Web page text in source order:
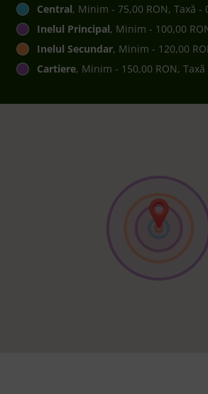
Central, Minim - 75,00 RON, Taxă -
Inelul Principal, Minim - 100,00
Inelul Secundar, Minim - 120,00
Cartiere, Minim - 150,00 RON, Taxă